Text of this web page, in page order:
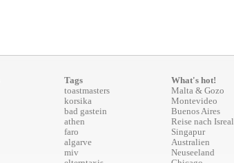
Tags
toastmasters
korsika
bad gastein
athen
faro
algarve
miv
What's hot!
Malta & Gozo
Montevideo
Buenos Aires
Reise nach Isreal
Singapur
Australien
Neuseeland